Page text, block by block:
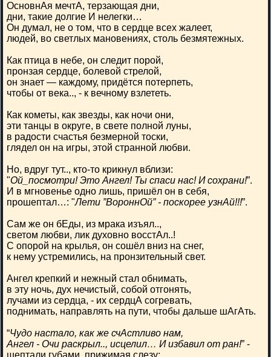
ОсновнАя мечтА, терзающая дни,
дни, такие долгие И нелегки…
Он думал, не о том, что в сердце всех жалеет,
людей, во светлых мановениях, столь безмятежных.
Как птица в небе, он следит порой,
пронзая сердце, болевой стрелой,
он знает — каждому, придётся потерпеть,
чтобы от века.., - к вечному взлететь.
Как кометы, как звезды, как ночи они,
эти танцы в округе, в свете полной луны,
в радости счастья безмерной тоски,
глядел он на игры, этой странной любви.
Но, вдруг тут.., кто-то крикнул вблизи:
"Ой_посмотри! Это Ангел! Ты спаси нас! И сохрани!”.
И в мгновенье одно лишь, пришёл он в себя,
прошептал…: "Лети ”ВороннОй” - поскорее узнАй!!!”.
Сам же он бЕды, из мрака изъял..,
светом любви, лик духовно восстАл..!
С опорой на крылья, он сошёл вниз на снег,
к нему устремились, на пронзительный свет.
Ангел крепкий и нежный стал обнимать,
в эту ночь, дух нечистый, собой отгонять,
лучами из сердца, - их сердцА согревать,
поднимать, направлять на пути, чтобы дальше шАгАть.
“Чудо настало, как же счАстливо нам,
Ангел - Очи раскрыл.., исцелил… И избавил от ран!” -
шептали губами, прижимая слезу;